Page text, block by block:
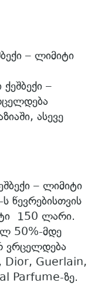
– ლიმიტი
–
ასევე
– ლიმიტი
150 ლარი.
50%-მდე
ვრცელდება
Dior, Guerlain,
Parfume-ზე.